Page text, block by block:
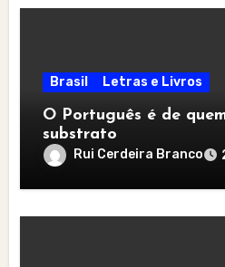
Brasil Letras e Livros
O Português é de
substrato
Rui Cerdeira Branco